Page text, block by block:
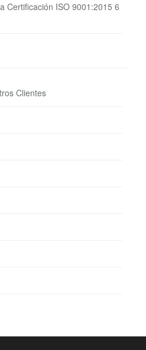
Certificación ISO 9001:2015 6
Clientes